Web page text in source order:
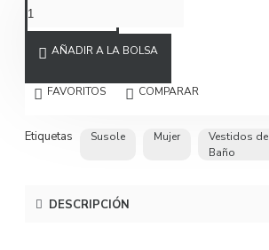
AÑADIR A LA BOLSA
FAVORITOS COMPARAR
Etiquetas Susole Mujer
Vestidos de
Baño
DESCRIPCIÓN